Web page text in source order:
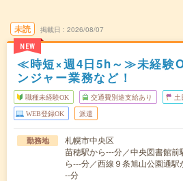
未読
NEW
掲載日 2026/08/07
≪時短×週4日5h～≫未経験
ンジャー業務など！
職種未経験OK 交通費別途支給あり 土
WEB登録OK 派遣
勤務地
札幌市中央区
苗穂駅から---分／中央図書館
ら---分／西線９条旭山公園通
--分